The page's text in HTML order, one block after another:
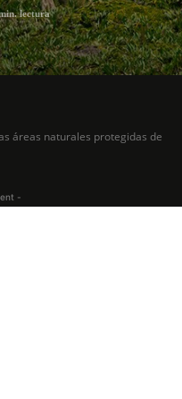
lectura
áreas naturales protegidas de
-